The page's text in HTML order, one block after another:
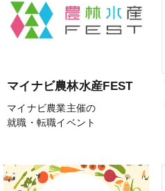
マイナビ農林水産FEST
マイナビ農業主催の
就職・転職イベント